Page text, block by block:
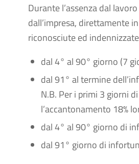
Durante l’assenza dal
dall’impresa, direttamente
riconosciute ed
dal 4° al 90° giorno (7
dal 91° al termine
N.B. Per i primi 3 giorni
l’accantonamento 18%
dal 4° al 90° giorno di
dal 91° giorno di